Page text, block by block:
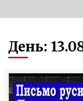
День: